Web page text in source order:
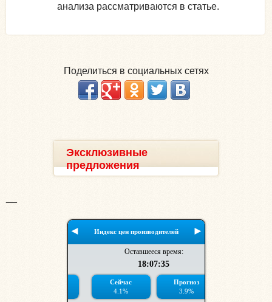
анализа рассматриваются в статье.
Поделиться в социальных сетях
Эксклюзивные
предложения